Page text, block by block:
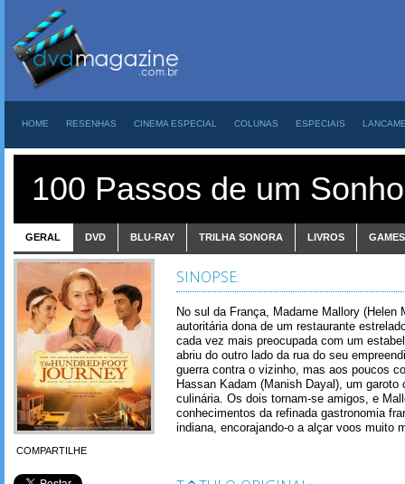
HOME RESENHAS CINEMA ESPECIAL COLUNAS ESPECIAIS
100 Passos de um
GERAL DVD BLU-RAY TRILHA SONORA LIVROS GAMES
COMPARTILHE
SINOPSE:
No sul da França, Madame Mallory (Helen
autoritária dona de um restaurante
cada vez mais preocupada com um
abriu do outro lado da rua do seu
guerra contra o vizinho, mas aos poucos
Hassan Kadam (Manish Dayal), um garoto
culinária. Os dois tornam-se amigos, e
conhecimentos da refinada gastronomia
indiana, encorajando-o a alçar voos muito